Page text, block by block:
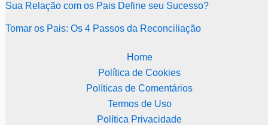
Sua Relação com os Pais Define seu Sucesso?
Tomar os Pais: Os 4 Passos da Reconciliação
Home
Política de Cookies
Políticas de Comentários
Termos de Uso
Política Privacidade